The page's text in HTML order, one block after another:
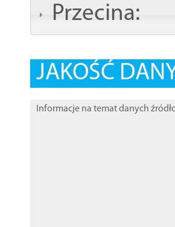
Przecina:
JAKOŚĆ
Informacje na temat danych